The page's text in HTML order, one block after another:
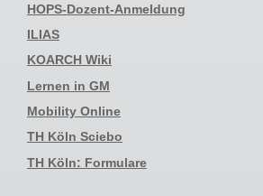
HOPS-Dozent-Anmeldung
ILIAS
KOARCH Wiki
Lernen in GM
Mobility Online
TH Köln Sciebo
TH Köln: Formulare